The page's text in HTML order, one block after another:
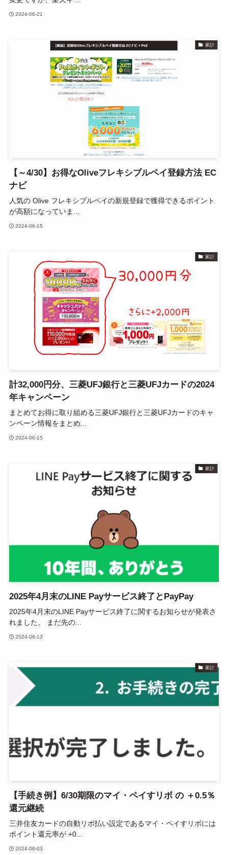
2024-06-21
家計
【～4/30】お得なOliveフレキシブルペイ登録方法 EC
ナビ
人気の Olive フレキシブルペイの新規登録で獲得できるポイント
が高額になっていま...
2024-06-15
家計
計32,000円分、三菱UFJ銀行と三菱UFJカードの2024
年キャンペーン
まとめてお得に取り組める三菱UFJ銀行と三菱UFJカードのキャ
ンペーン情報をまとめ...
2024-06-15
家計
2025年4月末のLINE Payサービス終了とPayPay
2025年4月末のLINE Payサービス終了に関するお知らせが発表さ
れました。 まだ先の...
2024-06-13
家計
【手続き例】6/30期限のマイ・ペイすリボ の ＋0.5％
還元継続
三井住友カードの自動リボ払い設定であるマイ・ペイすリボには
ポイント還元率が +0...
2024-06-03